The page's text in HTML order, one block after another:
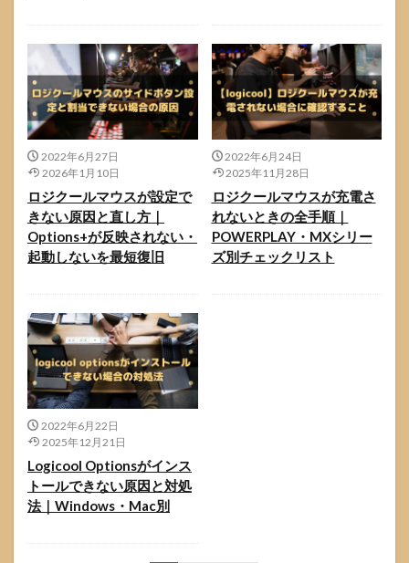
2022年6月27日
2026年1月10日
ロジクールマウスが設定で
きない原因と直し方｜
Options+が反映されない・
起動しないを最短復旧
2022年6月24日
2025年11月28日
ロジクールマウスが充電さ
れないときの全手順｜
POWERPLAY・MXシリー
ズ別チェックリスト
2022年6月22日
2025年12月21日
Logicool Optionsがインス
トールできない原因と対処
法｜Windows・Mac別